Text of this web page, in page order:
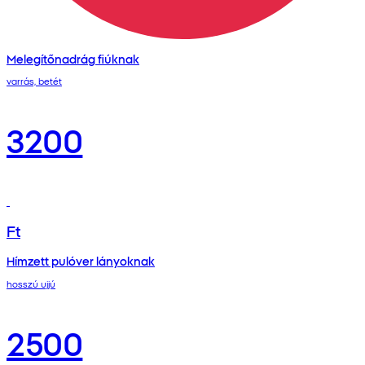
Melegítőnadrág fiúknak
varrás, betét
3200
Ft
Hímzett pulóver lányoknak
hosszú ujjú
2500